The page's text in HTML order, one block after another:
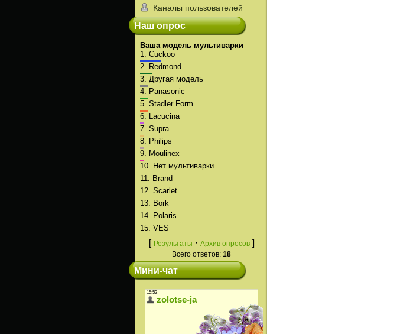
Каналы пользователей
Наш опрос
Ваша модель мультиварки
1. Cuckoo
2.
Redmond
3. Другая модель
4.
Panasonic
5. Stadler Form
6.
Lacucina
7. Supra
8.
Philips
9.
Moulinex
10.
Нет мультиварки
11.
Brand
12. Scarlet
13.
Bork
14.
Polaris
15. VES
[ Результаты · Архив опросов]
Всего ответов: 18
Мини-чат